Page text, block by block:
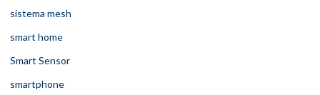
sistema mesh
smart home
Smart Sensor
smartphone